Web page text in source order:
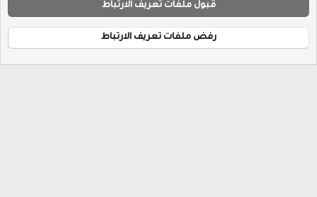
سياسة الخصوصية
الرئيسية
S
®
قبول ملفات تعريف الارتباط
رفض ملفات تعريف الارتباط